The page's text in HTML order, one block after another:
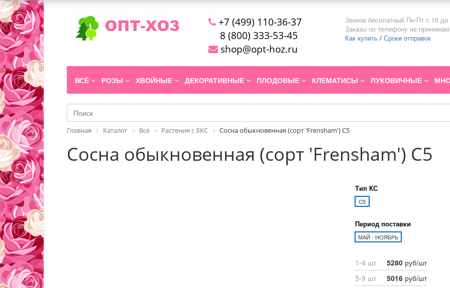
+7 (499) 110-36-37
8 (800) 333-53-45
shop@opt-hoz.ru
Звонок бесплатный Пн-Пт с 10 до
Заказы по телефону не
Как купить / Сроки отправок
ВСЁ РОЗЫ ХВОЙНЫЕ ДЕКОРАТИВНЫЕ ПЛОДОВЫЕ КЛЕМАТИСЫ ЛУКОВИЧНЫЕ
Главная Каталог Всё Растения с ЗКС Сосна обыкновенная (сорт 'Frensham') C5
Сосна обыкновенная (сорт 'Frensham') C5
Тип КС
C5
Период поставки
МАЙ - НОЯБРЬ
1-4 шт 5280 руб/шт
5-9 шт
5016 руб/шт